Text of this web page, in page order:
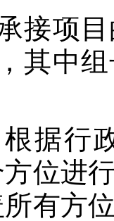
接项
其中
据行
位进
有方